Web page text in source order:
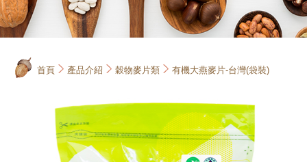
首頁 產品介紹 穀物麥片類 有機大燕麥片-台灣(袋裝)